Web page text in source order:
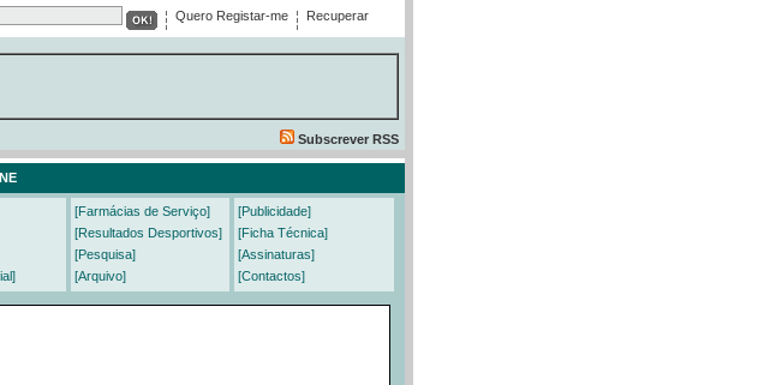
Quero Registar-me
Recuperar
Subscrever RSS
[Farmácias de Serviço]
[Resultados Desportivos]
[Pesquisa]
[Arquivo]
[Publicidade]
[Ficha Técnica]
[Assinaturas]
[Contactos]